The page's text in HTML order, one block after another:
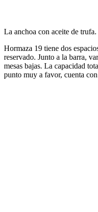
La anchoa con aceite de trufa.
Hormaza 19 tiene dos
reservado. Junto a la barra,
mesas bajas. La capacidad
punto muy a favor, cuenta